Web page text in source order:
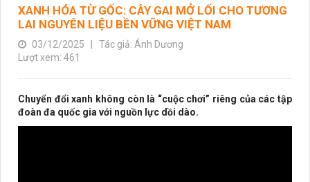
Sản phẩm
XANH HÓA TỪ GỐC: CÂY GAI MỞ LỐI CHO TƯƠNG
LAI NGUYÊN LIỆU BỀN VỮNG VIỆT NAM
03/12/2025
Tác giả: Ánh Dương
Lượt xem: 461
Chuyển đổi xanh không còn là “cuộc chơi” riêng của các tập
đoàn đa quốc gia với nguồn lực dồi dào.